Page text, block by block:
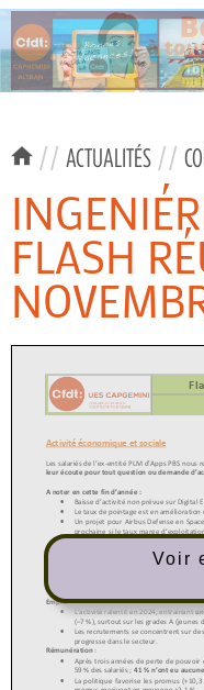
// ACTUALITÉS //
FLASH
Voir